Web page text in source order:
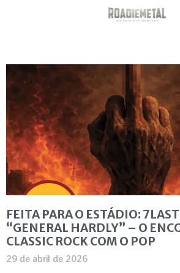
FEITA PARA O ESTÁDIO:
“GENERAL HARDLY” – O
CLASSIC ROCK COM O POP
29 de abril de 2026